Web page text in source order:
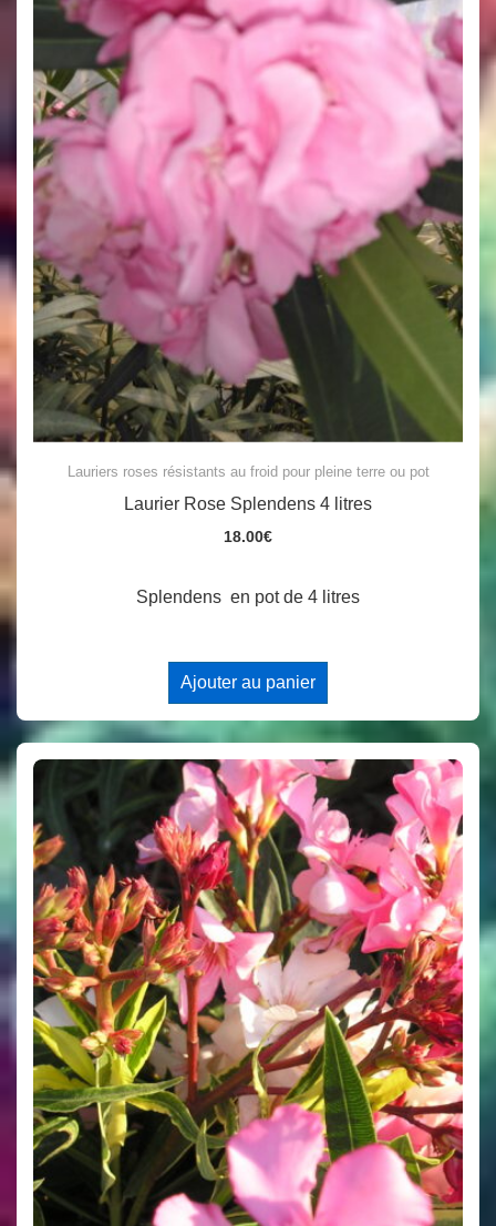
Lauriers roses résistants au froid pour pleine terre ou pot
Laurier Rose Splendens 4 litres
18.00€
Splendens en pot de 4 litres
Ajouter au panier